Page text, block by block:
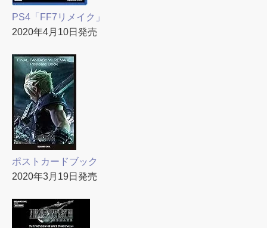
PS4「FF7リメイク」
2020年4月10日発売
ポストカードブック
2020年3月19日発売